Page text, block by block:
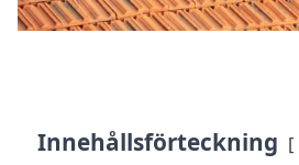
Innehållsförteckning